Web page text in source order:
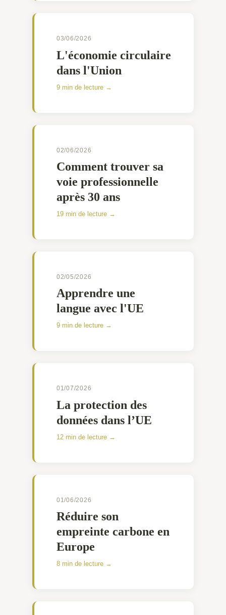
03/06/2026
L'économie circulaire
dans l'Union
9 min de lecture →
02/06/2026
Comment trouver sa
voie professionnelle
après 30 ans
19 min de lecture →
02/05/2026
Apprendre une
langue avec l'UE
9 min de lecture →
01/07/2026
La protection des
données dans l’UE
12 min de lecture →
01/06/2026
Réduire son
empreinte carbone en
Europe
8 min de lecture →